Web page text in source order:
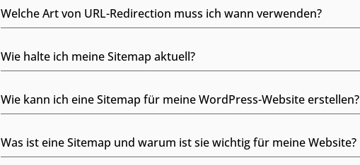
Welche Art von URL-Redirection muss ich wann verwenden?
Wie halte ich meine Sitemap aktuell?
Wie kann ich eine Sitemap für meine WordPress-Website erstellen?
Was ist eine Sitemap und warum ist sie wichtig für meine Website?